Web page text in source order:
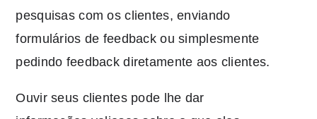
pesquisas com os clientes, enviando
formulários de feedback ou simplesmente
pedindo feedback diretamente aos clientes.
Ouvir seus clientes pode lhe dar